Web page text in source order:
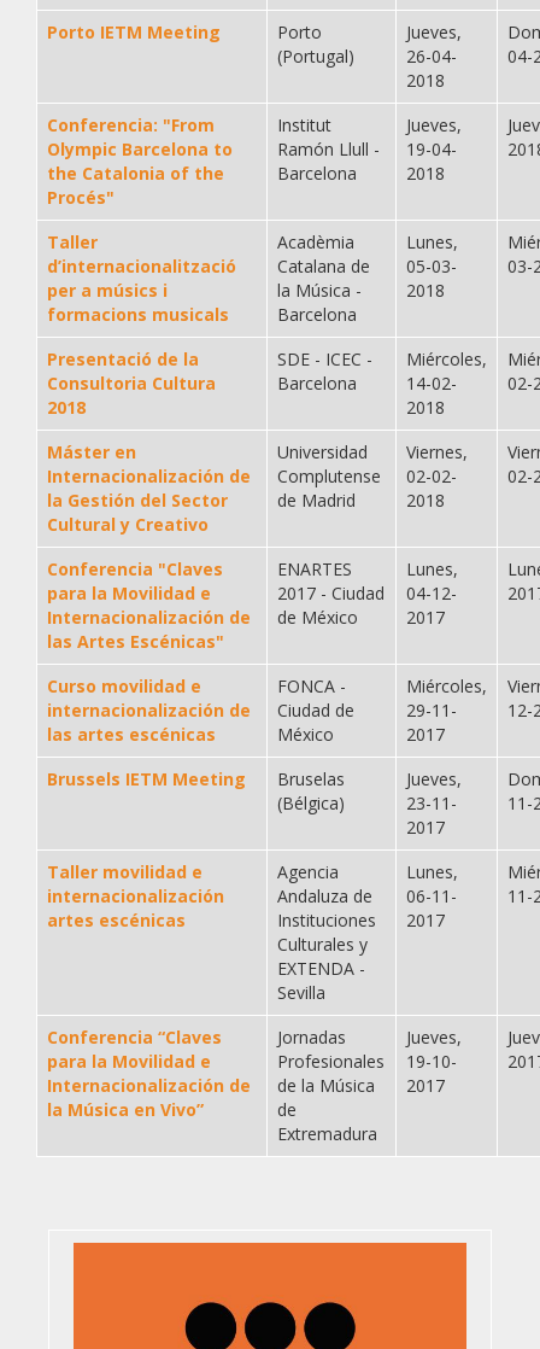
Porto IETM Meeting
Porto
(Portugal)
Jueves,
26-04-
2018
04-
Conferencia: "From
Olympic Barcelona to
the Catalonia of the
Procés"
Institut
Ramón Llull -
Barcelona
Jueves,
19-04-
2018
Taller
d’internacionalització
per a músics i
formacions musicals
Acadèmia
Catalana de
la Música -
Barcelona
Lunes,
05-03-
2018
03-
Presentació de la
Consultoria Cultura
2018
SDE - ICEC -
Barcelona
Miércoles,
14-02-
2018
02-
Máster en
Internacionalización de
la Gestión del Sector
Cultural y Creativo
Universidad
Complutense
de Madrid
Viernes,
02-02-
2018
02-
Conferencia "Claves
para la Movilidad e
Internacionalización de
las Artes Escénicas"
ENARTES
2017 - Ciudad
de México
Lunes,
04-12-
2017
Curso movilidad e
internacionalización de
las artes escénicas
FONCA -
Ciudad de
México
Miércoles,
29-11-
2017
12-
Brussels IETM Meeting
Bruselas
(Bélgica)
Jueves,
23-11-
2017
11-
Taller movilidad e
internacionalización
artes escénicas
Agencia
Andaluza de
Instituciones
Culturales y
EXTENDA -
Sevilla
Lunes,
06-11-
2017
11-
Conferencia “Claves
para la Movilidad e
Internacionalización de
la Música en Vivo”
Jornadas
Profesionales
de la Música
de
Extremadura
Jueves,
19-10-
2017